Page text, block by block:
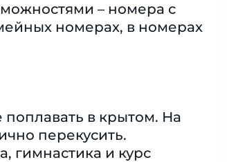
– номера с
номерах, в номерах
в крытом. На
перекусить.
гимнастика и курс